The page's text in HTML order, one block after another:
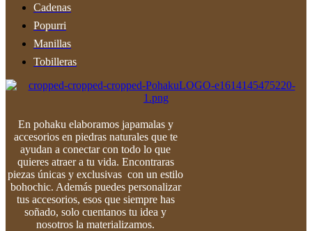
Cadenas
Popurri
Manillas
Tobilleras
En pohaku elaboramos japamalas y
accesorios en piedras naturales que te
ayudan a conectar con todo lo que
quieres atraer a tu vida. Encontraras
piezas únicas y exclusivas con un estilo
bohochic. Además puedes personalizar
tus accesorios, esos que siempre has
soñado, solo cuentanos tu idea y
nosotros la materializamos.